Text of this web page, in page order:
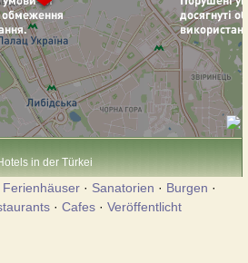
in der Türkei
Ferienhäuser · Sanatorien · Burgen ·
· Cafes · Veröffentlicht